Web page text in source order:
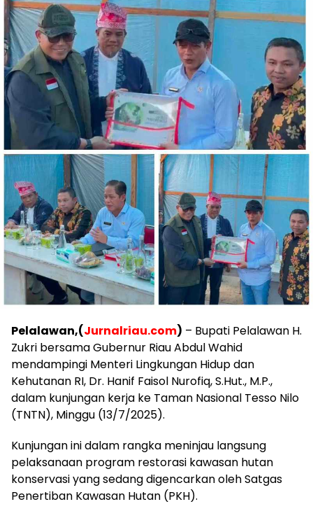
Pelalawan,(Jurnalriau.com) – Bupati Pelalawan H.
Zukri bersama Gubernur Riau Abdul Wahid
mendampingi Menteri Lingkungan Hidup dan
Kehutanan RI, Dr. Hanif Faisol Nurofiq, S.Hut., M.P.,
dalam kunjungan kerja ke Taman Nasional Tesso Nilo
(TNTN), Minggu (13/7/2025).
Kunjungan ini dalam rangka meninjau langsung
pelaksanaan program restorasi kawasan hutan
konservasi yang sedang digencarkan oleh Satgas
Penertiban Kawasan Hutan (PKH).